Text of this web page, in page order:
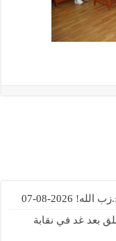
الله! 2026-08-07
بعد غد في نقابة